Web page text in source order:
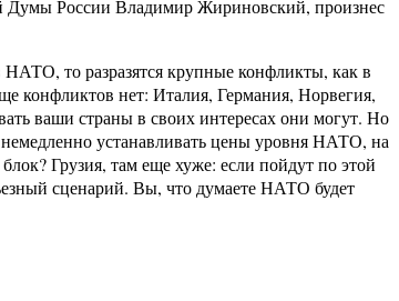
Думы России Владимир Жириновский, произнес
то разразятся крупные конфликты, как в
конфликтов нет: Италия, Германия, Норвегия,
ваши страны в своих интересах они могут. Но
устанавливать цены уровня НАТО, на
Грузия, там еще хуже: если пойдут по этой
сценарий. Вы, что думаете НАТО будет